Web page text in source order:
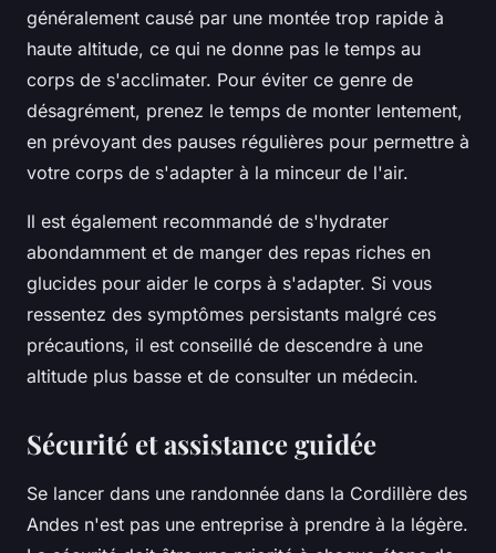
généralement causé par une montée trop rapide à
haute altitude, ce qui ne donne pas le temps au
corps de s'acclimater. Pour éviter ce genre de
désagrément, prenez le temps de monter lentement,
en prévoyant des pauses régulières pour permettre à
votre corps de s'adapter à la minceur de l'air.
Il est également recommandé de s'hydrater
abondamment et de manger des repas riches en
glucides pour aider le corps à s'adapter. Si vous
ressentez des symptômes persistants malgré ces
précautions, il est conseillé de descendre à une
altitude plus basse et de consulter un médecin.
Sécurité et assistance guidée
Se lancer dans une randonnée dans la Cordillère des
Andes n'est pas une entreprise à prendre à la légère.